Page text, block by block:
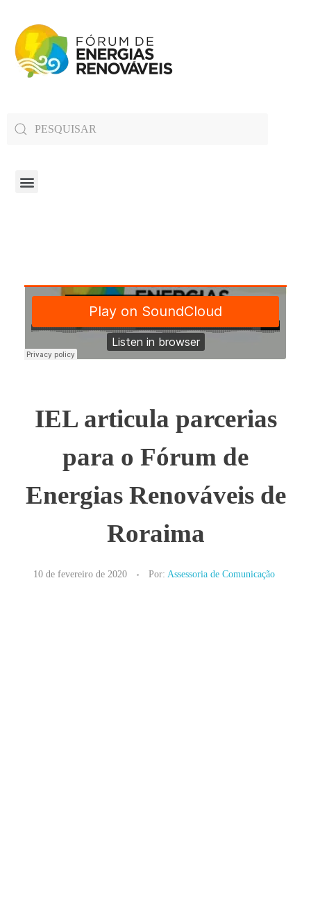
IEL articula parcerias
para o Fórum de
Energias Renováveis de
Roraima
10 de fevereiro de 2020 Por: Assessoria de Comunicação